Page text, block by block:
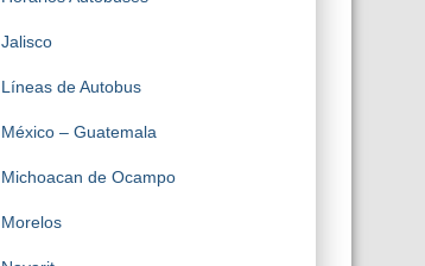
Jalisco
Líneas de Autobus
México – Guatemala
Michoacan de Ocampo
Morelos